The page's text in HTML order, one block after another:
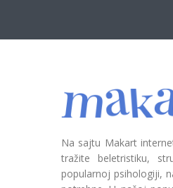
Na sajtu Makart
tražite beletristiku,
popularnoj psihologiji,